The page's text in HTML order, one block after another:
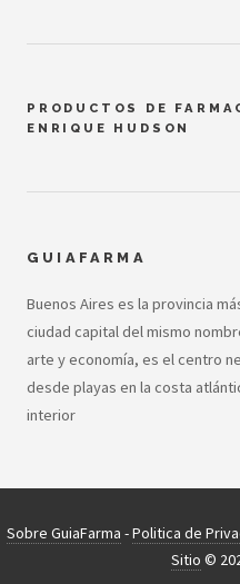
PRODUCTOS DE
ENRIQUE HUDSON
GUIAFARMA
Buenos Aires es la provincia
ciudad capital del mismo
arte y economía, es el centro
desde playas en la costa
interior
Sobre GuiaFarma -Politica de
Sitio ©